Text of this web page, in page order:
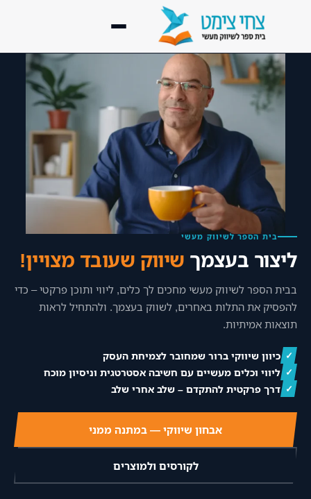
דף הבית
נעים להכיר
ליווי מעשי
קורסים
ספריית השראה
צור קשר
‪055-9924080‬ וואטסאפ
בית הספר לשיווק מעשי
ליצור בעצמך שיווק שעובד מצויין!
בבית הספר לשיווק מעשי מחכים לך כלים, ליווי ותוכן פרקטי – כדי
להפסיק את התלות באחרים, לשווק בעצמך. ולהתחיל לראות
תוצאות אמיתיות.
✓ כיוון שיווקי ברור שמחובר לצמיחת העסק
✓ ליווי וכלים מעשיים עם חשיבה אסטרטגית וניסיון מוכח
✓ דרך פרקטית להתקדם – שלב אחרי שלב
אבחון שיווקי — במתנה ממני
לקורסים ולמוצרים